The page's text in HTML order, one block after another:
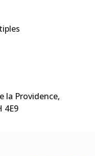
la Providence,
4E9